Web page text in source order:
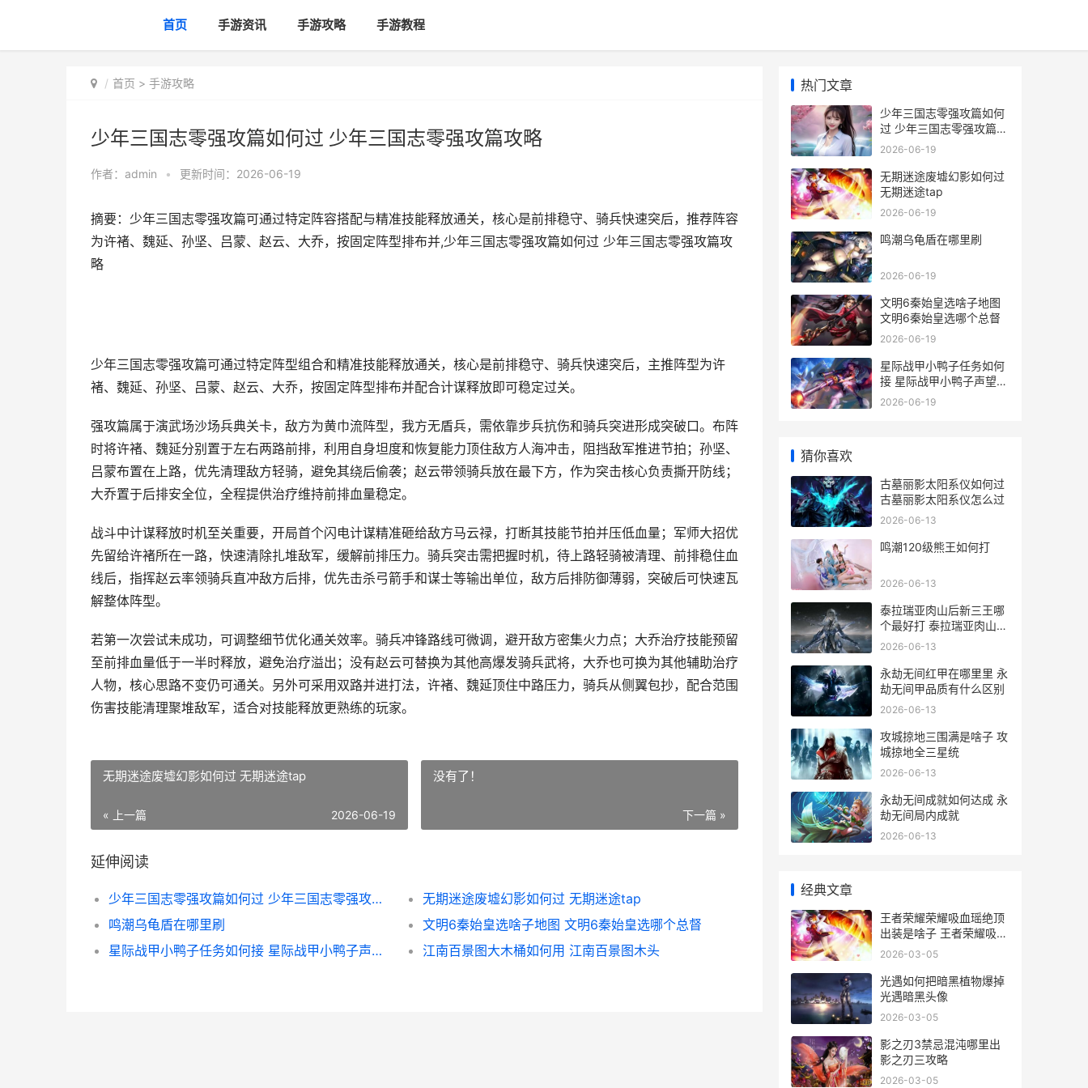
首页 手游资讯 手游攻略 手游教程
首页 > 手游攻略
少年三国志零强攻篇如何过 少年三国志零强攻篇攻略
作者： admin • 更新时间：2026-06-19
摘要：少年三国志零强攻篇可通过特定阵容搭配与精准技能释放通关，核心是前排稳守、骑兵快速突后，推荐阵容
为许褚、魏延、孙坚、吕蒙、赵云、大乔，按固定阵型排布并,少年三国志零强攻篇如何过 少年三国志零强攻篇攻
略
少年三国志零强攻篇可通过特定阵型组合和精准技能释放通关，核心是前排稳守、骑兵快速突后，主推阵型为许
褚、魏延、孙坚、吕蒙、赵云、大乔，按固定阵型排布并配合计谋释放即可稳定过关。
强攻篇属于演武场沙场兵典关卡，敌方为黄巾流阵型，我方无盾兵，需依靠步兵抗伤和骑兵突进形成突破口。布阵
时将许褚、魏延分别置于左右两路前排，利用自身坦度和恢复能力顶住敌方人海冲击，阻挡敌军推进节拍；孙坚、
吕蒙布置在上路，优先清理敌方轻骑，避免其绕后偷袭；赵云带领骑兵放在最下方，作为突击核心负责撕开防线；
大乔置于后排安全位，全程提供治疗维持前排血量稳定。
战斗中计谋释放时机至关重要，开局首个闪电计谋精准砸给敌方马云禄，打断其技能节拍并压低血量；军师大招优
先留给许褚所在一路，快速清除扎堆敌军，缓解前排压力。骑兵突击需把握时机，待上路轻骑被清理、前排稳住血
线后，指挥赵云率领骑兵直冲敌方后排，优先击杀弓箭手和谋士等输出单位，敌方后排防御薄弱，突破后可快速瓦
解整体阵型。
若第一次尝试未成功，可调整细节优化通关效率。骑兵冲锋路线可微调，避开敌方密集火力点；大乔治疗技能预留
至前排血量低于一半时释放，避免治疗溢出；没有赵云可替换为其他高爆发骑兵武将，大乔也可换为其他辅助治疗
人物，核心思路不变仍可通关。另外可采用双路并进打法，许褚、魏延顶住中路压力，骑兵从侧翼包抄，配合范围
伤害技能清理聚堆敌军，适合对技能释放更熟练的玩家。
无期迷途废墟幻影如何过 无期迷途tap
« 上一篇 2026-06-19
没有了！
下一篇 »
延伸阅读
少年三国志零强攻篇如何过 少年三国志零强攻篇攻略
无期迷途废墟幻影如何过 无期迷途tap
鸣潮乌龟盾在哪里刷
文明6秦始皇选啥子地图 文明6秦始皇选哪个总督
星际战甲小鸭子任务如何接 星际战甲小鸭子声望2升3选什么
江南百景图大木桶如何用 江南百景图木头
热门文章
少年三国志零强攻篇如何
过 少年三国志零强攻篇攻
略
2026-06-19
无期迷途废墟幻影如何过
无期迷途tap
2026-06-19
鸣潮乌龟盾在哪里刷
2026-06-19
文明6秦始皇选啥子地图
文明6秦始皇选哪个总督
2026-06-19
星际战甲小鸭子任务如何
接 星际战甲小鸭子声望2
升3选什么
2026-06-19
猜你喜欢
古墓丽影太阳系仪如何过
古墓丽影太阳系仪怎么过
2026-06-13
鸣潮120级熊王如何打
2026-06-13
泰拉瑞亚肉山后新三王哪
个最好打 泰拉瑞亚肉山后
攻略
2026-06-13
永劫无间红甲在哪里里 永
劫无间甲品质有什么区别
2026-06-13
攻城掠地三围满是啥子 攻
城掠地全三星统
2026-06-13
永劫无间成就如何达成 永
劫无间局内成就
2026-06-13
经典文章
王者荣耀荣耀吸血瑶绝顶
出装是啥子 王者荣耀吸血
规则
2026-03-05
光遇如何把暗黑植物爆掉
光遇暗黑头像
2026-03-05
影之刃3禁忌混沌哪里出
影之刃三攻略
2026-03-05